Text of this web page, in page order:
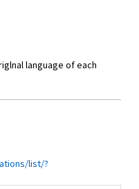
language of each
list/?